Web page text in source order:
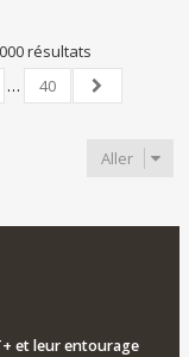
résultats
…
40
Suivant
Aller
et leur entourage